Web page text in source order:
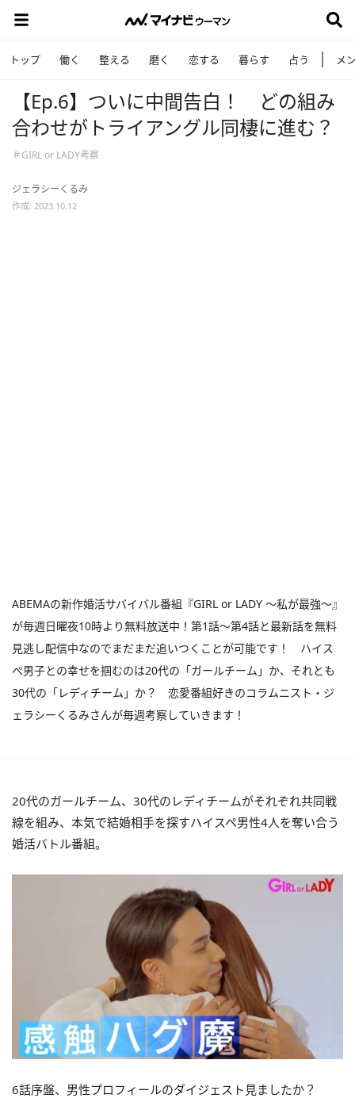
トップ 働く 整える 磨く 恋する 暮らす 占う メ
【Ep.6】ついに中間告白！ どの組み
合わせがトライアングル同棲に進む？
＃GIRL or LADY考察
ジェラシーくるみ
作成: 2023.10.12
ABEMAの新作婚活サバイバル番組『GIRL or LADY 〜私が最強〜』
が毎週日曜夜10時より無料放送中！第1話～第4話と最新話を無料
見逃し配信中なのでまだまだ追いつくことが可能です！ ハイス
ぺ男子との幸せを掴むのは20代の「ガールチーム」か、それとも
30代の「レディチーム」か？ 恋愛番組好きのコラムニスト・ジ
ェラシーくるみさんが毎週考察していきます！
20代のガールチーム、30代のレディチームがそれぞれ共同戦
線を組み、本気で結婚相手を探すハイスペ男性4人を奪い合う
婚活バトル番組。
6話序盤、男性プロフィールのダイジェスト見ましたか？